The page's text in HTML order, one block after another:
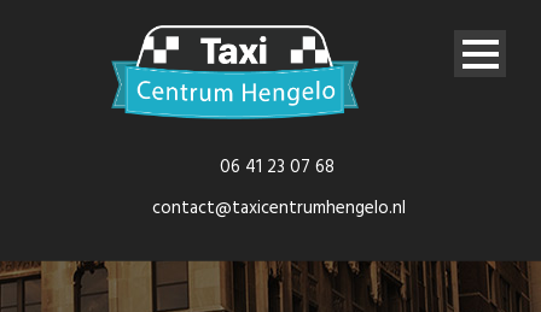
06 41 23 07 68
contact@taxicentrumhengelo.nl